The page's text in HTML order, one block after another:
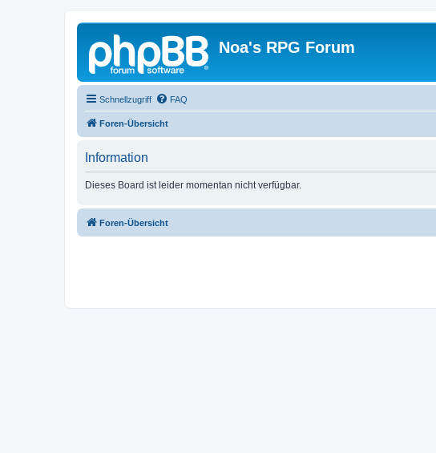
Noa's RPG Forum
Schnellzugriff FAQ
Foren-Übersicht
Information
Dieses Board ist leider momentan nicht verfügbar.
Foren-Übersicht